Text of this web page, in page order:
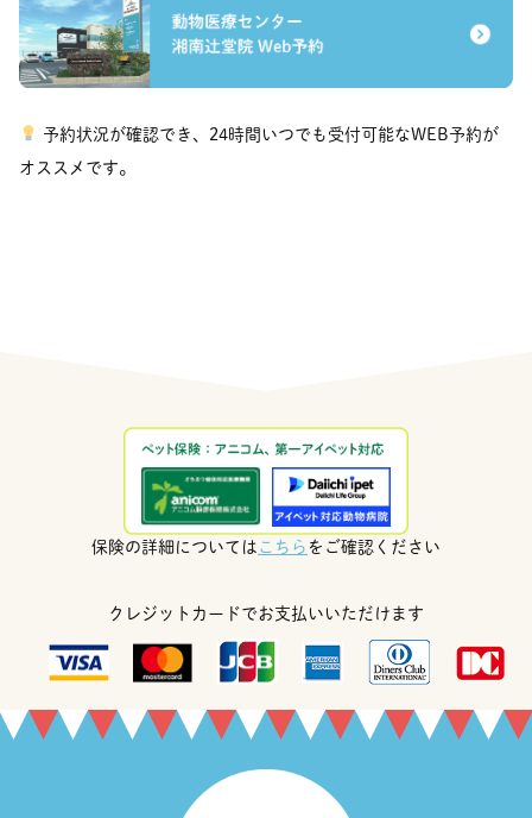
予約状況が確認でき、24時間いつでも受付可能なWEB予約が
オススメです。
保険の詳細については こちら をご確認ください
クレジットカードでお支払いいただけます